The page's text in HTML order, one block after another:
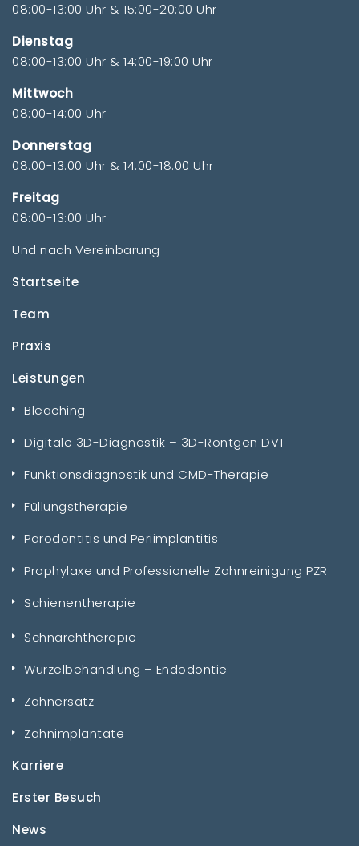
08:00-13:00 Uhr & 15:00-20:00 Uhr
Dienstag
08:00-13:00 Uhr & 14:00-19:00 Uhr
Mittwoch
08:00-14:00 Uhr
Donnerstag
08:00-13:00 Uhr & 14:00-18:00 Uhr
Freitag
08:00-13:00 Uhr
Und nach Vereinbarung
Startseite
Team
Praxis
Leistungen
Bleaching
Digitale 3D-Diagnostik – 3D-Röntgen DVT
Funktionsdiagnostik und CMD-Therapie
Füllungstherapie
Parodontitis und Periimplantitis
Prophylaxe und Professionelle Zahnreinigung PZR
Schienentherapie
Schnarchtherapie
Wurzelbehandlung – Endodontie
Zahnersatz
Zahnimplantate
Karriere
Erster Besuch
News